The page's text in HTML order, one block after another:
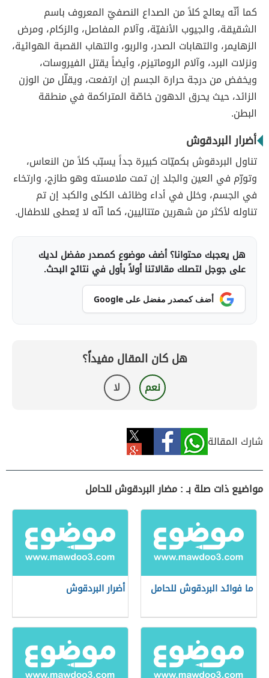
كما أنّه يعالج كلاً من الصداع النصفيّ المعروف باسم
الشقيقة، والجيوب الأنفيّة، وآلام المفاصل، والزكام، ومرض
الزهايمر، والتهابات الصدر، والربو، والتهاب القصبة الهوائية،
ونزلات البرد، وآلام الروماتيزم، وأيضاً يقتل الفيروسات،
ويخفض من درجة حرارة الجسم إن ارتفعت، ويقلّل من الوزن
الزائد، حيث يحرق الدهون خاصّة المتراكمة في منطقة
البطن.
أضرار البردقوش
تناول البردقوش بكميّات كبيرة جداً يسبّب كلاً من النعاس،
وتورّم في العين والجلد إن تمت ملامسته وهو طازج، وارتخاء
في الجسم، وخلل في أداء وظائف الكلى والكبد إن تم
تناوله لأكثر من شهرين متتاليين، كما أنّه لا يُعطى للاطفال.
هل يعجبك محتوانا؟ أضف موضوع كمصدر مفضل لديك
على جوجل لتصلك مقالاتنا أولاً بأول في نتائج البحث.
أضف كمصدر مفضل على Google
هل كان المقال مفيداً؟
نعم لا
شارك المقالة
مواضيع ذات صلة بـ : مضار البردقوش للحامل
ما فوائد البردقوش للحامل أضرار البردقوش